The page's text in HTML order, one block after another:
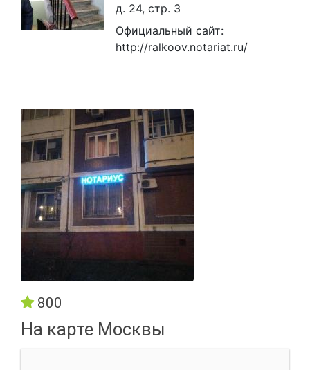
д. 24, стр. 3
Официальный сайт:
http://ralkoov.notariat.ru/
800
На карте Москвы